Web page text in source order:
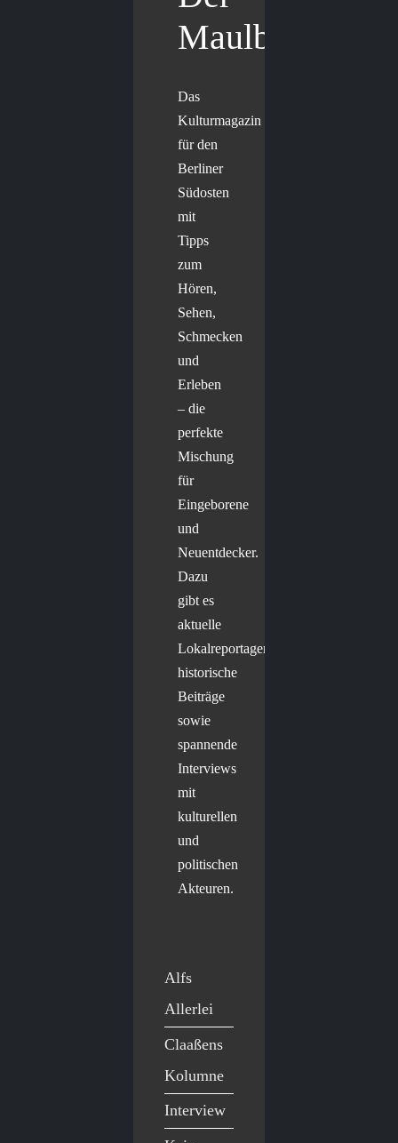
Maulbär
Das
Kulturmagazin
für den
Berliner
Südosten
mit
Tipps
zum
Hören,
Sehen,
Schmecken
und
Erleben
– die
perfekte
Mischung
für
Eingeborene
und
Neuentdecker.
Dazu
gibt es
aktuelle
Lokalreportagen,
historische
Beiträge
sowie
spannende
Interviews
mit
kulturellen
und
politischen
Akteuren.
Alfs
Allerlei
Claaßens
Kolumne
Interview